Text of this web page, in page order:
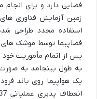
فضایی دارد و برای
زمین آزمایش فناوری
فضاپیما توسط موشک های
پس از اتمام مأموریت
به طول بینجامد به صورت
یک هواپیما روی باند